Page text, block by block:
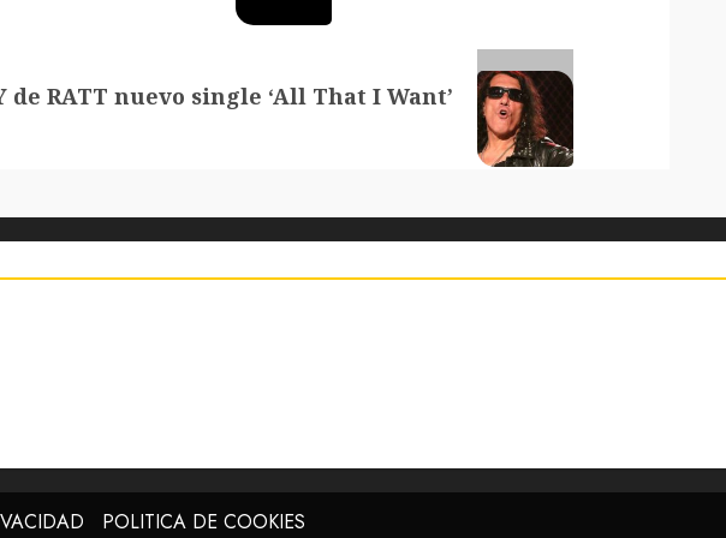
de RATT nuevo single ‘All That I Want’
POLITICA DE COOKIES